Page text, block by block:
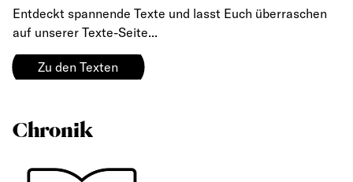
Entdeckt spannende Texte und lasst Euch überraschen
auf unserer Texte-Seite...
Zu den Texten
Chronik